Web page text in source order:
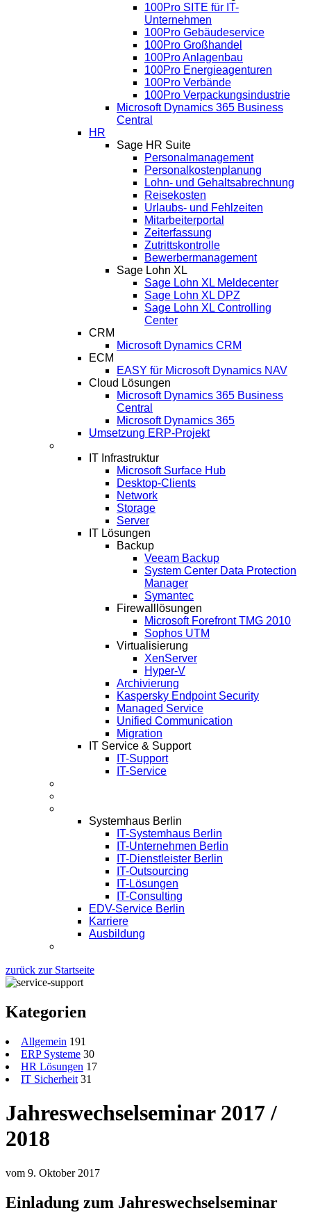
100Pro SITE für IT-
Unternehmen
100Pro Gebäudeservice
100Pro Großhandel
100Pro Anlagenbau
100Pro Energieagenturen
100Pro Verbände
100Pro Verpackungsindustrie
Microsoft Dynamics 365 Business
Central
HR
Sage HR Suite
Personalmanagement
Personalkostenplanung
Lohn- und Gehaltsabrechnung
Reisekosten
Urlaubs- und Fehlzeiten
Mitarbeiterportal
Zeiterfassung
Zutrittskontrolle
Bewerbermanagement
Sage Lohn XL
Sage Lohn XL Meldecenter
Sage Lohn XL DPZ
Sage Lohn XL Controlling
Center
CRM
Microsoft Dynamics CRM
ECM
EASY für Microsoft Dynamics NAV
Cloud Lösungen
Microsoft Dynamics 365 Business
Central
Microsoft Dynamics 365
Umsetzung ERP-Projekt
IT Infrastruktur
Microsoft Surface Hub
Desktop-Clients
Network
Storage
Server
IT Lösungen
Backup
Veeam Backup
System Center Data Protection
Manager
Symantec
Firewalllösungen
Microsoft Forefront TMG 2010
Sophos UTM
Virtualisierung
XenServer
Hyper-V
Archivierung
Kaspersky Endpoint Security
Managed Service
Unified Communication
Migration
IT Service & Support
IT-Support
IT-Service
Systemhaus Berlin
IT-Systemhaus Berlin
IT-Unternehmen Berlin
IT-Dienstleister Berlin
IT-Outsourcing
IT-Lösungen
IT-Consulting
EDV-Service Berlin
Karriere
Ausbildung
zurück zur Startseite
Kategorien
Allgemein 191
ERP Systeme 30
HR Lösungen 17
IT Sicherheit 31
Jahreswechselseminar 2017 /
2018
vom 9. Oktober 2017
Einladung zum Jahreswechselseminar